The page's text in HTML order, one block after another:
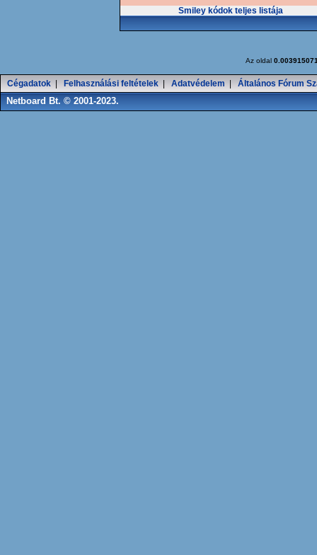
Smiley kódok teljes listája
Az oldal
Cégadatok Felhasználási feltételek Adatvédelem Általános Fórum
Netboard Bt. © 2001-2023.